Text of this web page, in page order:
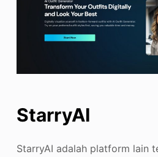
StarryAI
StarryAI adalah platform lain